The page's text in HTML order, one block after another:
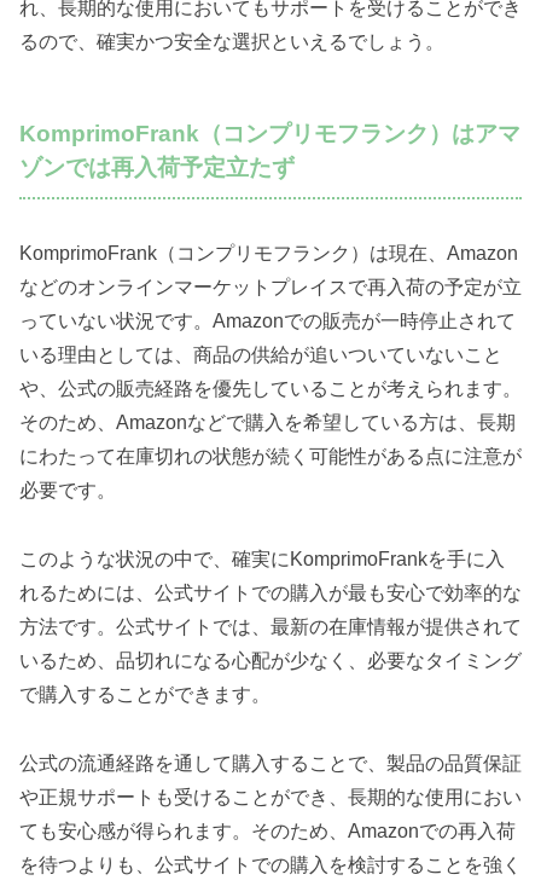
れ、長期的な使用においてもサポートを受けることができ
るので、確実かつ安全な選択といえるでしょう。
KomprimoFrank（コンプリモフランク）はアマ
ゾンでは再入荷予定立たず
KomprimoFrank（コンプリモフランク）は現在、Amazon
などのオンラインマーケットプレイスで再入荷の予定が立
っていない状況です。Amazonでの販売が一時停止されて
いる理由としては、商品の供給が追いついていないこと
や、公式の販売経路を優先していることが考えられます。
そのため、Amazonなどで購入を希望している方は、長期
にわたって在庫切れの状態が続く可能性がある点に注意が
必要です。
このような状況の中で、確実にKomprimoFrankを手に入
れるためには、公式サイトでの購入が最も安心で効率的な
方法です。公式サイトでは、最新の在庫情報が提供されて
いるため、品切れになる心配が少なく、必要なタイミング
で購入することができます。
公式の流通経路を通して購入することで、製品の品質保証
や正規サポートも受けることができ、長期的な使用におい
ても安心感が得られます。そのため、Amazonでの再入荷
を待つよりも、公式サイトでの購入を検討することを強く